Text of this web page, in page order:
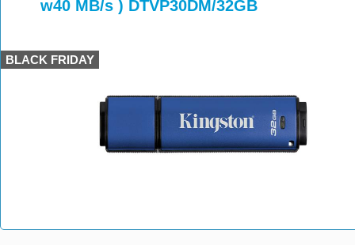
>>>
w40 MB/s ) DTVP30DM/32GB
BLACK FRIDAY